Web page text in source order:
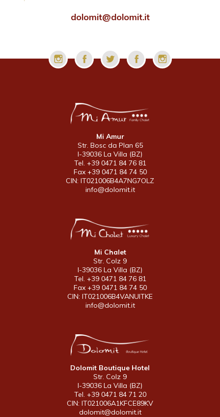
dolomit@dolomit.it
Mi Amur
Str. Bosc da Plan 65
I-39036 La Villa (BZ)
Tel. +39 0471 84 76 81
Fax +39 0471 84 74 50
CIN: IT021006B4A7NG7OLZ
info@dolomit.it
Mi Chalet
Str. Colz 9
I-39036 La Villa (BZ)
Tel. +39 0471 84 76 81
Fax +39 0471 84 74 50
CIN: IT021006B4VANUITKE
info@dolomit.it
Dolomit Boutique Hotel
Str. Colz 9
I-39036 La Villa (BZ)
Tel. +39 0471 84 71 20
CIN: IT021006A1KFCE89KV
dolomit@dolomit.it